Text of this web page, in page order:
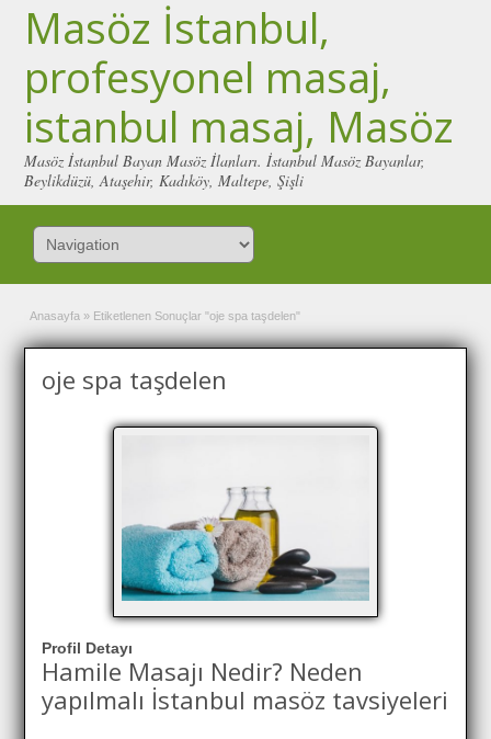
Masöz İstanbul,
profesyonel masaj,
istanbul masaj, Masöz
Masöz İstanbul Bayan Masöz İlanları. İstanbul Masöz Bayanlar,
Beylikdüzü, Ataşehir, Kadıköy, Maltepe, Şişli
Anasayfa » Etiketlenen Sonuçlar "oje spa taşdelen"
oje spa taşdelen
Profil Detayı
Hamile Masajı Nedir? Neden
yapılmalı İstanbul masöz tavsiyeleri